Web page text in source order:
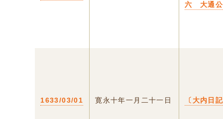
六 大通
1633/03/01 寛永十年一月二十一日 〔大内日